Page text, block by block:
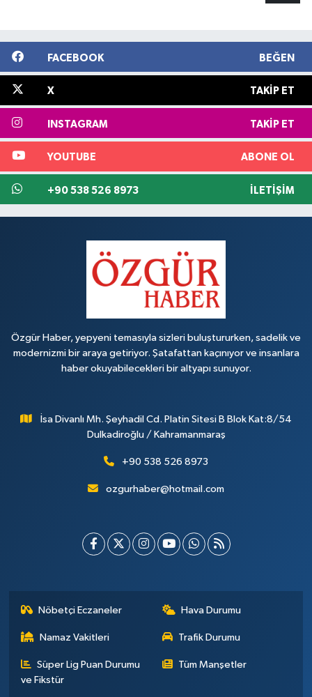
FACEBOOK BEĞEN
X TAKIP ET
INSTAGRAM TAKIP ET
YOUTUBE ABONE OL
+90 538 526 8973 İLETIŞIM
Özgür Haber, yepyeni temasıyla sizleri buluştururken, sadelik ve
modernizmi bir araya getiriyor. Şatafattan kaçınıyor ve insanlara
haber okuyabilecekleri bir altyapı sunuyor.
İsa Divanlı Mh. Şeyhadil Cd. Platin Sitesi B Blok Kat:8/54
Dulkadiroğlu / Kahramanmaraş
+90 538 526 8973
ozgurhaber@hotmail.com
Nöbetçi Eczaneler Hava Durumu
Namaz Vakitleri Trafik Durumu
Süper Lig Puan Durumu
ve Fikstür
Tüm Manşetler